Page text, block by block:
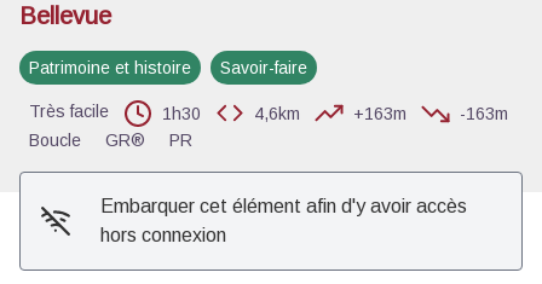
Bellevue
Patrimoine et histoire Savoir-faire
Très facile 1h30 4,6km +163m
-163m
Boucle
GR® PR
Embarquer cet élément afin d'y avoir accès
hors connexion